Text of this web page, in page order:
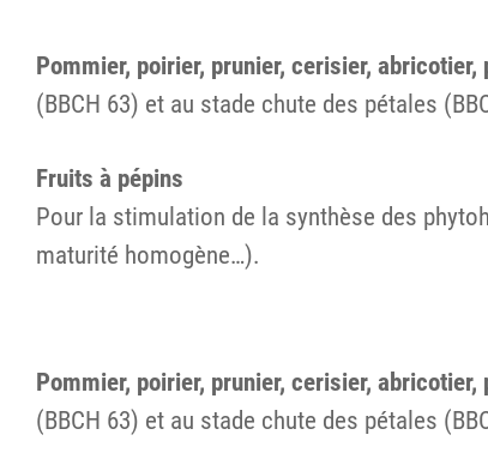
Pommier, poirier, prunier, cerisier, abricotier,
(BBCH 63) et au stade chute des pétales
Fruits à pépins
Pour la stimulation de la synthèse des
maturité homogène…).
Pommier, poirier, prunier, cerisier, abricotier,
(BBCH 63) et au stade chute des pétales